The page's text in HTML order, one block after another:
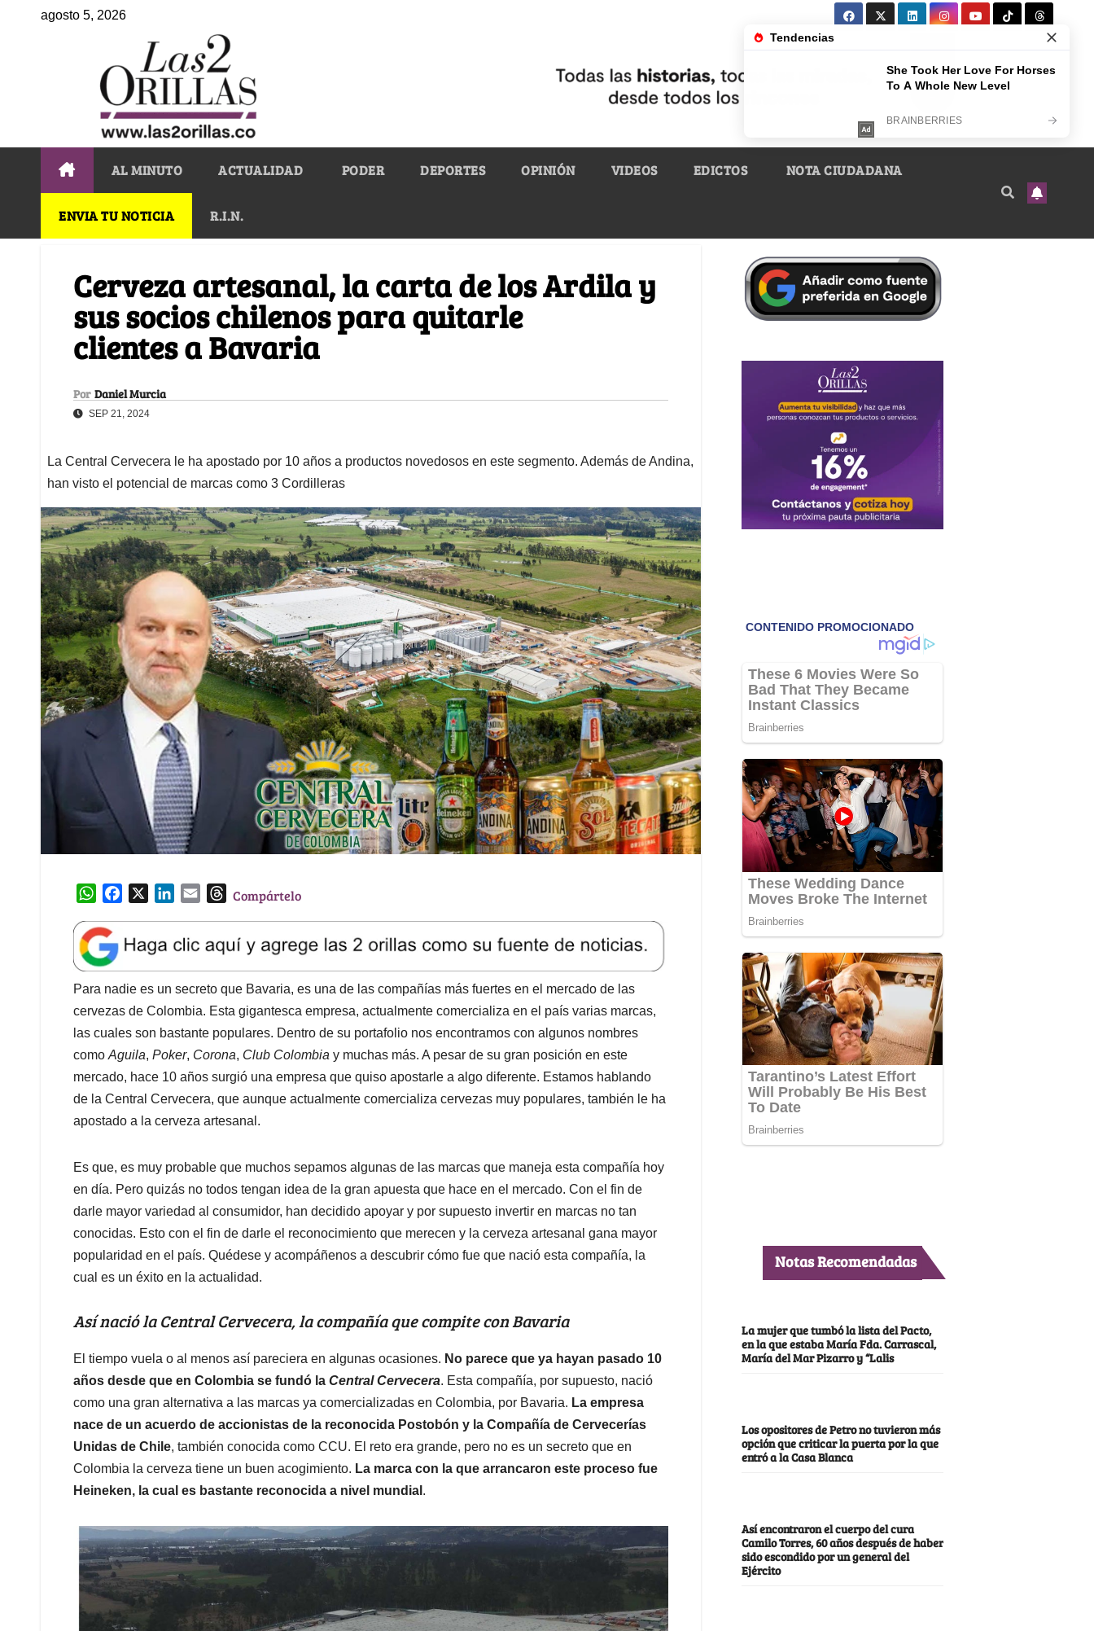
agosto 5, 2026
AL MINUTO ACTUALIDAD PODER DEPORTES OPINIÓN VIDEOS EDICTOS NOTA CIUDADANA
ENVIA TU NOTICIA R.I.N.
Cerveza artesanal, la carta de los Ardila y
sus socios chilenos para quitarle
clientes a Bavaria
Por Daniel Murcia
SEP 21, 2024
La Central Cervecera le ha apostado por 10 años a productos novedosos en este segmento. Además de Andina,
han visto el potencial de marcas como 3 Cordilleras
W
a
t
s
A
p
p
e
b
o
o
k
k
e
d
I
n
l
T
e
a
d
s
Compártelo
Para nadie es un secreto que Bavaria, es una de las compañías más fuertes en el mercado de las
cervezas de Colombia. Esta gigantesca empresa, actualmente comercializa en el país varias marcas,
las cuales son bastante populares. Dentro de su portafolio nos encontramos con algunos nombres
comoAguila, Poker, Corona, Club Colombia y muchas más. A pesar de su gran posición en este
mercado, hace 10 años surgió una empresa que quiso apostarle a algo diferente. Estamos hablando
de la Central Cervecera, que aunque actualmente comercializa cervezas muy populares, también le ha
apostado a la cerveza artesanal.
Es que, es muy probable que muchos sepamos algunas de las marcas que maneja esta compañía hoy
en día. Pero quizás no todos tengan idea de la gran apuesta que hace en el mercado. Con el fin de
darle mayor variedad al consumidor, han decidido apoyar y por supuesto invertir en marcas no tan
conocidas. Esto con el fin de darle el reconocimiento que merecen y la cerveza artesanal gana mayor
popularidad en el país. Quédese y acompáñenos a descubrir cómo fue que nació esta compañía, la
cual es un éxito en la actualidad.
Así nació la Central Cervecera, la compañía que compite con Bavaria
El tiempo vuela o al menos así pareciera en algunas ocasiones. No parece que ya hayan pasado 10
años desde que en Colombia se fundó la Central Cervecera. Esta compañía, por supuesto, nació
como una gran alternativa a las marcas ya comercializadas en Colombia, por Bavaria. La empresa
nace de un acuerdo de accionistas de la reconocida Postobón y la Compañía de Cervecerías
Unidas de Chile, también conocida como CCU. El reto era grande, pero no es un secreto que en
Colombia la cerveza tiene un buen acogimiento. La marca con la que arrancaron este proceso fue
Heineken, la cual es bastante reconocida a nivel mundial .
Notas Recomendadas
La mujer que tumbó la lista del Pacto,
en la que estaba María Fda. Carrascal,
María del Mar Pizarro y “Lalis
Los opositores de Petro no tuvieron más
opción que criticar la puerta por la que
entró a la Casa Blanca
Así encontraron el cuerpo del cura
Camilo Torres, 60 años después de haber
sido escondido por un general del
Ejército